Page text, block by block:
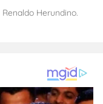
Herundino.